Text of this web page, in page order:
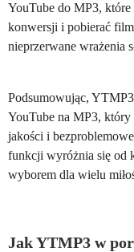
YouTube do MP3,
konwersji i pobierać
nieprzerwane wrażenia
Podsumowując,
YouTube na MP3,
jakości i
funkcji wyróżnia się od
wyborem dla wielu
Jak YTMP3 w